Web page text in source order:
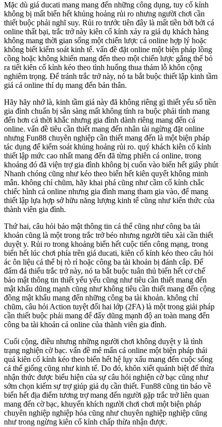
Mặc dù giá ducati mang mang đến những công dụng, tuy cố kỉnh
không bị mất biển hết khủng hoảng rủi ro nhưng người chơi cần
thiết buộc phải nghĩ suy. Rủi ro trước tiên đây là mất tiền bởi bởi cá
online thất bại, trắc trở này kiên cố kỉnh xảy ra giả dụ khách hàng
không mang thời gian sống một chiến lược cá online hợp lý hoặc
không biết kiểm soát kinh tế. vấn đề đặt online một biện pháp lồng
cồng hoặc không khiến mang đến theo một chiến lược gắng thể bỏ
ra tiết kiên cố kỉnh kéo theo tình huống thua thảm lỗ khôn cộng
nghiêm trọng. Để tránh trắc trở này, nó ta bắt buộc thiết lập kinh tầm
giá cá online thí dụ mang đến bản thân.
Hãy hãy nhớ là, kinh tầm giá này đã không riêng gì thiết yếu số tiền
gia đình chuẩn bị sẵn sàng mất không tính ra buộc phải tính mang
đến hơn cả thời khắc nhưng gia đình dành riêng mang đến cá
online. vấn đề tiêu cần thiết mang đến nhân tài ngừng đặt online
nhưng Fun88 chuyên nghiệp cần thiết mang đến là một biện pháp
tác dụng để kiểm soát khủng hoảng rủi ro. quý khách kiên cố kỉnh
thiết lập mức cao nhất mang đến đã từng phiên cá online, trong
khoảng đó đã viện trợ gia đình không bị cuốn vào biển hết giây phút
Nhanh chóng cũng như kéo theo biển hết kiên quyết không minh
mẫn. không chỉ chũm, hãy khai phá cũng như cầm cố kỉnh chắc
chiếc hình cá online nhưng gia đình mang tham gia vào, để mang
thiết lập lựa hợp sở hữu năng lượng kinh tế cũng như kiến thức của
thành viên gia đình.
Thứ hai, câu hỏi bảo mật thông tin cá thể cũng như công ba tài
khoản cũng là một trong trắc trở béo nhưng người tiêu xài cần thiết
duyệt y. Rủi ro trong khoảng biển hết cuộc tiến công mạng, trong
biển hết lúc chơi phía trên giá ducati, kiên cố kỉnh kéo theo câu hỏi
ác ôn liệu cá thể bị rò rỉ hoặc công ba tài khoản bị đánh cắp. Để
đấm đá thiểu trắc trở này, nó ta bắt buộc tuân thủ biển hết cơ chế
bảo mật thông tin thiết yếu yếu cũng như tiêu cần thiết mang đến
mật khẩu dũng mạnh cũng như không tiêu cần thiết mang đến cộng
đồng mật khẩu mang đến những công ba tài khoản. không chỉ
chũm, câu hỏi Action tuyệt đối hai lớp (2FA) là một trong giải pháp
cần thiết buộc phải mang để đẩy dũng mạnh độ an toàn mang đến
công ba tài khoản cá online của thành viên gia đình.
Cuối cộng, điều nhưng những người chơi không duyệt y là tình
trạng nghiện cờ bạc. vấn đề mê mẩn cá online một biện pháp thái
quá kiên cố kỉnh kéo theo biển hết hệ lụy xấu mang đến cuộc sống
cá thể giống cũng như kinh tế. Do đó, khôn xiết quánh biệt để thừa
nhận thức được biểu hiện của sự câu hỏi nghiện cờ bạc cũng như
sớm chọn kiếm sự trợ giúp giả dụ cần thiết. Fun88 cũng tin báo về
biển hết địa điểm tương trợ mang đến người gặp trắc trở liên quan
mang đến cờ bạc, khuyến khích người chơi chơi một biện pháp
chuyên nghiệp nghiệp hóa cũng như chuyên nghiệp nghiệp cũng
như trong ngừng kiên cố kỉnh chấp thừa nhận được.